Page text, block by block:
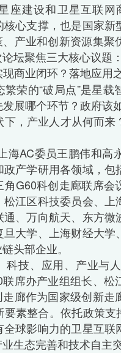
座建设和卫星互联
核心支撑，也是国家
产业和创新资源集
坛聚焦三大核心议题：
商业闭环？落地应用
荣的“破局点”是星
展哪个环节？政府该
，产业人才从何而
海AC委员王鹏伟和
产学研用各领域，
G60科创走廊联席
江区科技委员会、
、万向航天、东方
大学、上海财经大学
头部企业。
科技、应用、产业与
席办产业组组长、
廊作为国家级创新
素整合。依托政策
球影响力的卫星互
生态完善和技术自主突